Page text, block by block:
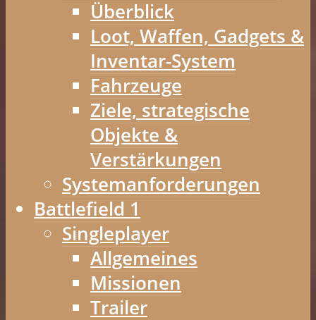
Überblick
Loot, Waffen, Gadgets &
Inventar-System
Fahrzeuge
Ziele, strategische
Objekte &
Verstärkungen
Systemanforderungen
Battlefield 1
Singleplayer
Allgemeines
Missionen
Trailer